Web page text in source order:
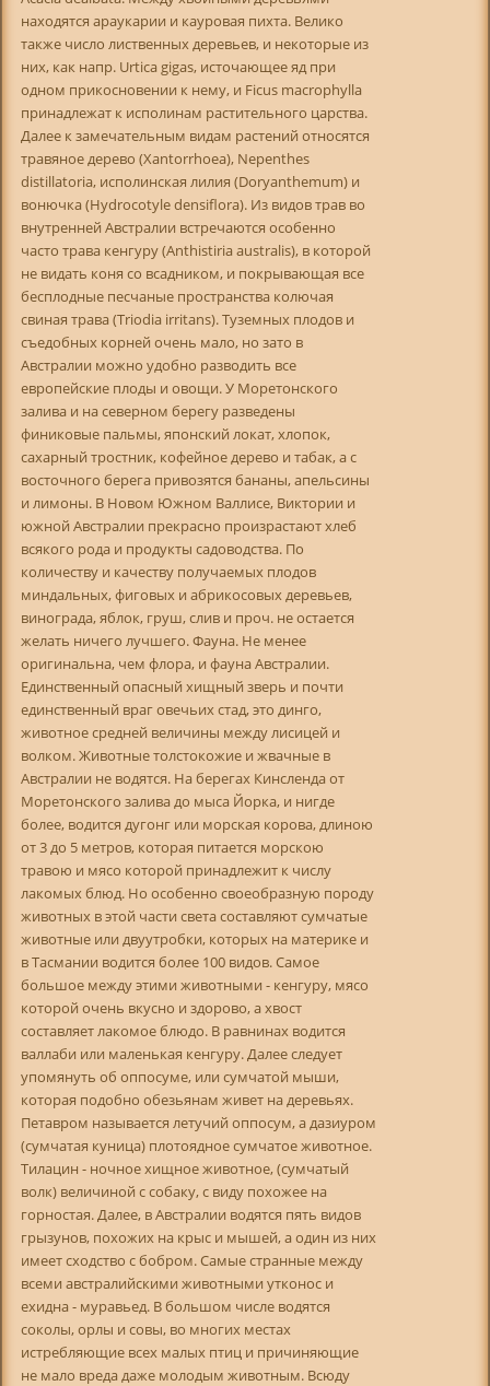
находятся араукарии и кауровая пихта. Велико
также число лиственных деревьев, и некоторые из
них, как напр. Urtica gigas, источающее яд при
одном прикосновении к нему, и Ficus macrophylla
принадлежат к исполинам растительного царства.
Далее к замечательным видам растений относятся
травяное дерево (Xantorrhoea), Nepenthes
distillatoria, исполинская лилия (Doryanthemum) и
вонючка (Hydrocotyle densiflora). Из видов трав во
внутренней Австралии встречаются особенно
часто трава кенгуру (Anthistiria australis), в которой
не видать коня со всадником, и покрывающая все
бесплодные песчаные пространства колючая
свиная трава (Triodia irritans). Туземных плодов и
съедобных корней очень мало, но зато в
Австралии можно удобно разводить все
европейские плоды и овощи. У Моретонского
залива и на северном берегу разведены
финиковые пальмы, японский локат, хлопок,
сахарный тростник, кофейное дерево и табак, а с
восточного берега привозятся бананы, апельсины
и лимоны. В Новом Южном Валлисе, Виктории и
южной Австралии прекрасно произрастают хлеб
всякого рода и продукты садоводства. По
количеству и качеству получаемых плодов
миндальных, фиговых и абрикосовых деревьев,
винограда, яблок, груш, слив и проч. не остается
желать ничего лучшего. Фауна. Не менее
оригинальна, чем флора, и фауна Австралии.
Единственный опасный хищный зверь и почти
единственный враг овечьих стад, это динго,
животное средней величины между лисицей и
волком. Животные толстокожие и жвачные в
Австралии не водятся. На берегах Кинсленда от
Моретонского залива до мыса Йорка, и нигде
более, водится дугонг или морская корова, длиною
от 3 до 5 метров, которая питается морскою
травою и мясо которой принадлежит к числу
лакомых блюд. Но особенно своеобразную породу
животных в этой части света составляют сумчатые
животные или двуутробки, которых на материке и
в Тасмании водится более 100 видов. Самое
большое между этими животными - кенгуру, мясо
которой очень вкусно и здорово, а хвост
составляет лакомое блюдо. В равнинах водится
валлаби или маленькая кенгуру. Далее следует
упомянуть об оппосуме, или сумчатой мыши,
которая подобно обезьянам живет на деревьях.
Петавром называется летучий оппосум, а дазиуром
(сумчатая куница) плотоядное сумчатое животное.
Тилацин - ночное хищное животное, (сумчатый
волк) величиной с собаку, с виду похожее на
горностая. Далее, в Австралии водятся пять видов
грызунов, похожих на крыс и мышей, а один из них
имеет сходство с бобром. Самые странные между
всеми австралийскими животными утконос и
ехидна - муравьед. В большом числе водятся
соколы, орлы и совы, во многих местах
истребляющие всех малых птиц и причиняющие
не мало вреда даже молодым животным. Всюду